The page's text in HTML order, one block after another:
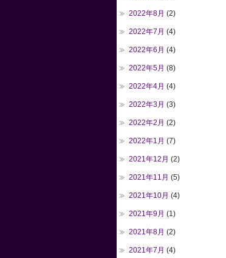
2022年8月 (2)
2022年7月 (4)
2022年6月 (4)
2022年5月 (8)
2022年4月 (4)
2022年3月 (3)
2022年2月 (2)
2022年1月 (7)
2021年12月 (2)
2021年11月 (5)
2021年10月 (4)
2021年9月 (1)
2021年8月 (2)
2021年7月 (4)